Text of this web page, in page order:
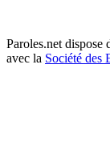
Paroles.net dispose
avec la Société des